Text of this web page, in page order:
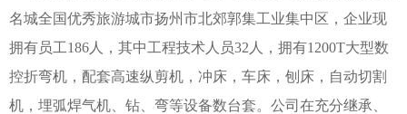
名城全国优秀旅游城市扬州市北郊郭集工业集中区，企业现
拥有员工186人，其中工程技术人员32人，拥有1200T大型数
控折弯机，配套高速纵剪机，冲床，车床，刨床，自动切割
机，埋弧焊气机、钻、弯等设备数台套。公司在充分继承、